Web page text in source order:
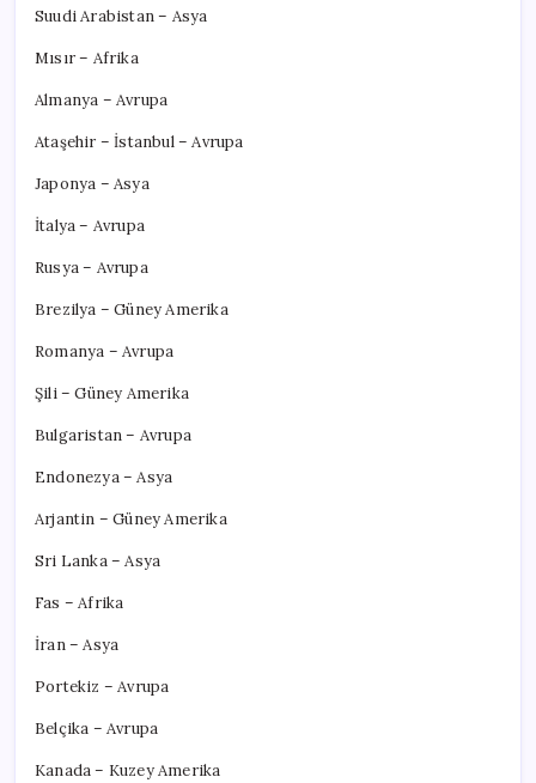
Suudi Arabistan – Asya
Mısır – Afrika
Almanya – Avrupa
Ataşehir – İstanbul – Avrupa
Japonya – Asya
İtalya – Avrupa
Rusya – Avrupa
Brezilya – Güney Amerika
Romanya – Avrupa
Şili – Güney Amerika
Bulgaristan – Avrupa
Endonezya – Asya
Arjantin – Güney Amerika
Sri Lanka – Asya
Fas – Afrika
İran – Asya
Portekiz – Avrupa
Belçika – Avrupa
Kanada – Kuzey Amerika